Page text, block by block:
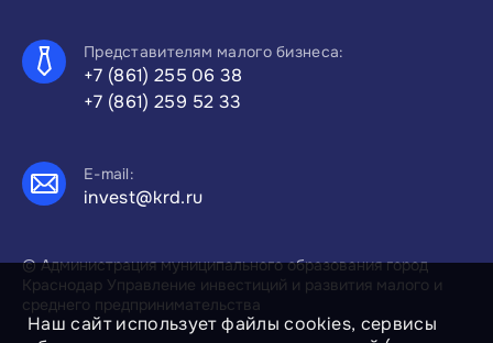
Представителям малого бизнеса:
+7 (861) 255 06 38
+7 (861) 259 52 33
E-mail:
invest@krd.ru
© Администрация муниципального образования город
Краснодар Управление инвестиций и развития малого и
среднего предпринимательства
Наш сайт использует файлы cookies, сервисы